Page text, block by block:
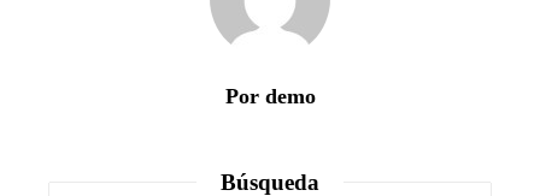
Por demo
Búsqueda